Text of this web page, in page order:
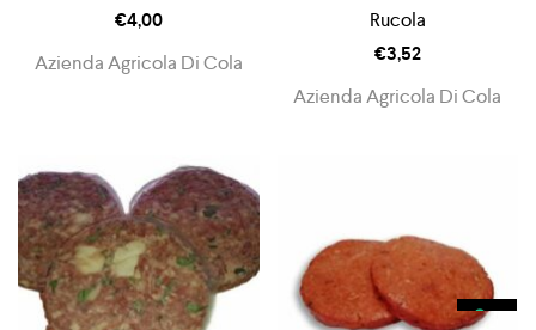
€4,00
Azienda Agricola Di Cola
Rucola
€3,52
Azienda Agricola Di Cola